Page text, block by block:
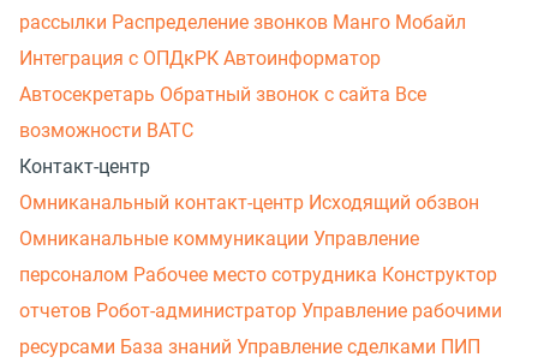
рассылки Распределение звонков Манго Мобайл
Интеграция с ОПДкРК Автоинформатор
Автосекретарь Обратный звонок с сайта Все
возможности ВАТС
Контакт-центр
Омниканальный контакт-центр Исходящий обзвон
Омниканальные коммуникации Управление
персоналом Рабочее место сотрудника Конструктор
отчетов Робот-администратор Управление рабочими
ресурсами База знаний Управление сделками ПИП